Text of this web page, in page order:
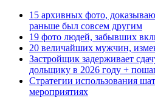
15 архивных фото,
раньше был совсем другим
19 фото людей, забывших
20 величайших мужчин,
Застройщик задерживает
дольщику в 2026 году +
Стратегии использования
мероприятиях